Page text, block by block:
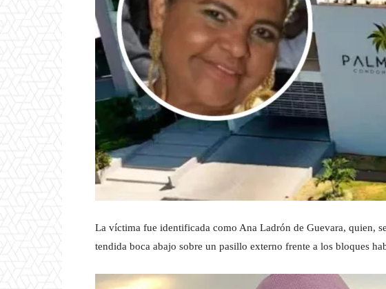
La víctima fue identificada como Ana Ladrón de Guevara, quien,
tendida boca abajo sobre un pasillo externo frente a los bloques